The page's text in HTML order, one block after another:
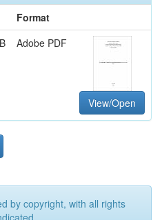
Format
Adobe PDF
View/Open
by copyright, with all rights